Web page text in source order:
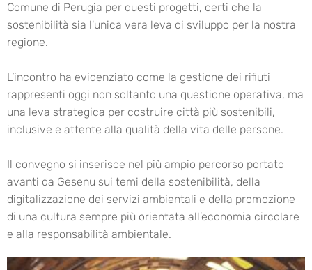
Comune di Perugia per questi progetti, certi che la
sostenibilità sia l'unica vera leva di sviluppo per la nostra
regione.
L’incontro ha evidenziato come la gestione dei rifiuti
rappresenti oggi non soltanto una questione operativa, ma
una leva strategica per costruire città più sostenibili,
inclusive e attente alla qualità della vita delle persone.
Il convegno si inserisce nel più ampio percorso portato
avanti da Gesenu sui temi della sostenibilità, della
digitalizzazione dei servizi ambientali e della promozione
di una cultura sempre più orientata all’economia circolare
e alla responsabilità ambientale.